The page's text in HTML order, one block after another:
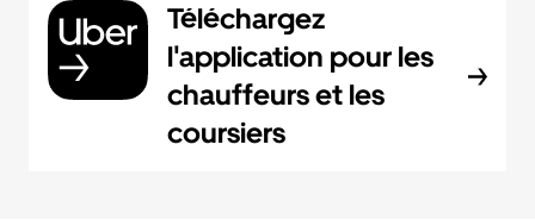
Téléchargez
l'application pour les
chauffeurs et les
coursiers